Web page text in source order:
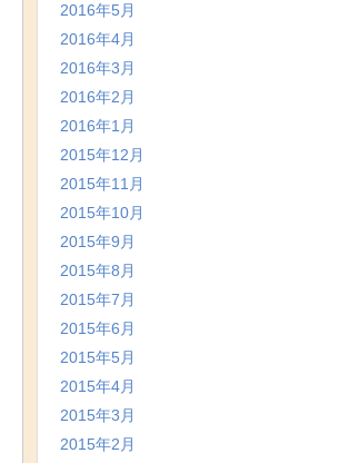
2016年5月
2016年4月
2016年3月
2016年2月
2016年1月
2015年12月
2015年11月
2015年10月
2015年9月
2015年8月
2015年7月
2015年6月
2015年5月
2015年4月
2015年3月
2015年2月